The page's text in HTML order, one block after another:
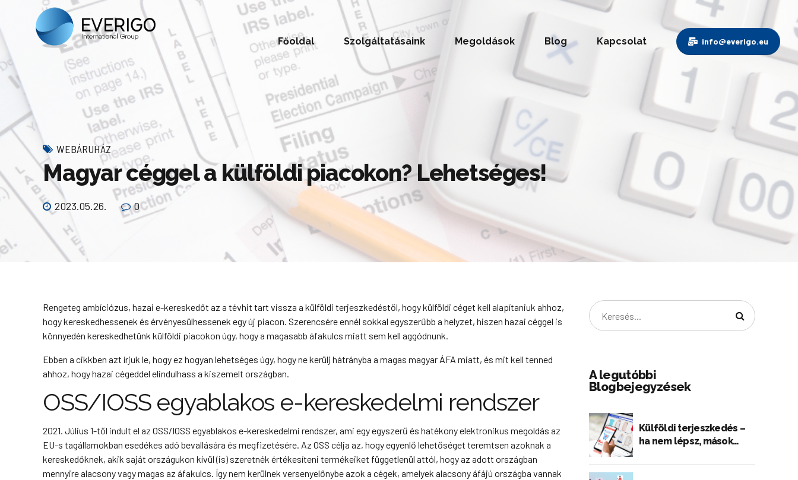
info@everigo.eu
Főoldal Szolgáltatásaink Megoldások Blog Kapcsolat
WEBÁRUHÁZ
Magyar céggel a külföldi piacokon? Lehetséges!
2023.05.26. 0
Rengeteg ambíciózus, hazai e-kereskedőt az a tévhit tart vissza a külföldi terjeszkedéstől, hogy külföldi céget kell alapítaniuk ahhoz,
hogy kereskedhessenek és érvényesülhessenek egy új piacon. Szerencsére ennél sokkal egyszerűbb a helyzet, hiszen hazai céggel is
könnyedén kereskedhetünk külföldi piacokon úgy, hogy a magasabb áfakulcs miatt sem kell aggódnunk.
Ebben a cikkben azt írjuk le, hogy ez hogyan lehetséges úgy, hogy ne kerülj hátrányba a magas magyar ÁFA miatt, és mit kell tenned
ahhoz, hogy hazai cégeddel elindulhass a kiszemelt országban.
OSS/IOSS egyablakos e-kereskedelmi rendszer
2021. Július 1-től indult el az OSS/IOSS egyablakos e-kereskedelmi rendszer, ami egy egyszerű és hatékony elektronikus megoldás az
EU-s tagállamokban esedékes adó bevallására és megfizetésére. Az OSS célja az, hogy egyenlő lehetőséget teremtsen azoknak a
kereskedőknek, akik saját országukon kívül (is) szeretnék értékesíteni termékeiket függetlenül attól, hogy az adott országban
mennyire alacsony vagy magas az áfakulcs. Így nem kerülnek versenyelőnybe azok a cégek, amelyek alacsony áfájú országba vannak
A legutóbbi
Blogbejegyzések
Külföldi terjeszkedés –
ha nem lépsz, mások